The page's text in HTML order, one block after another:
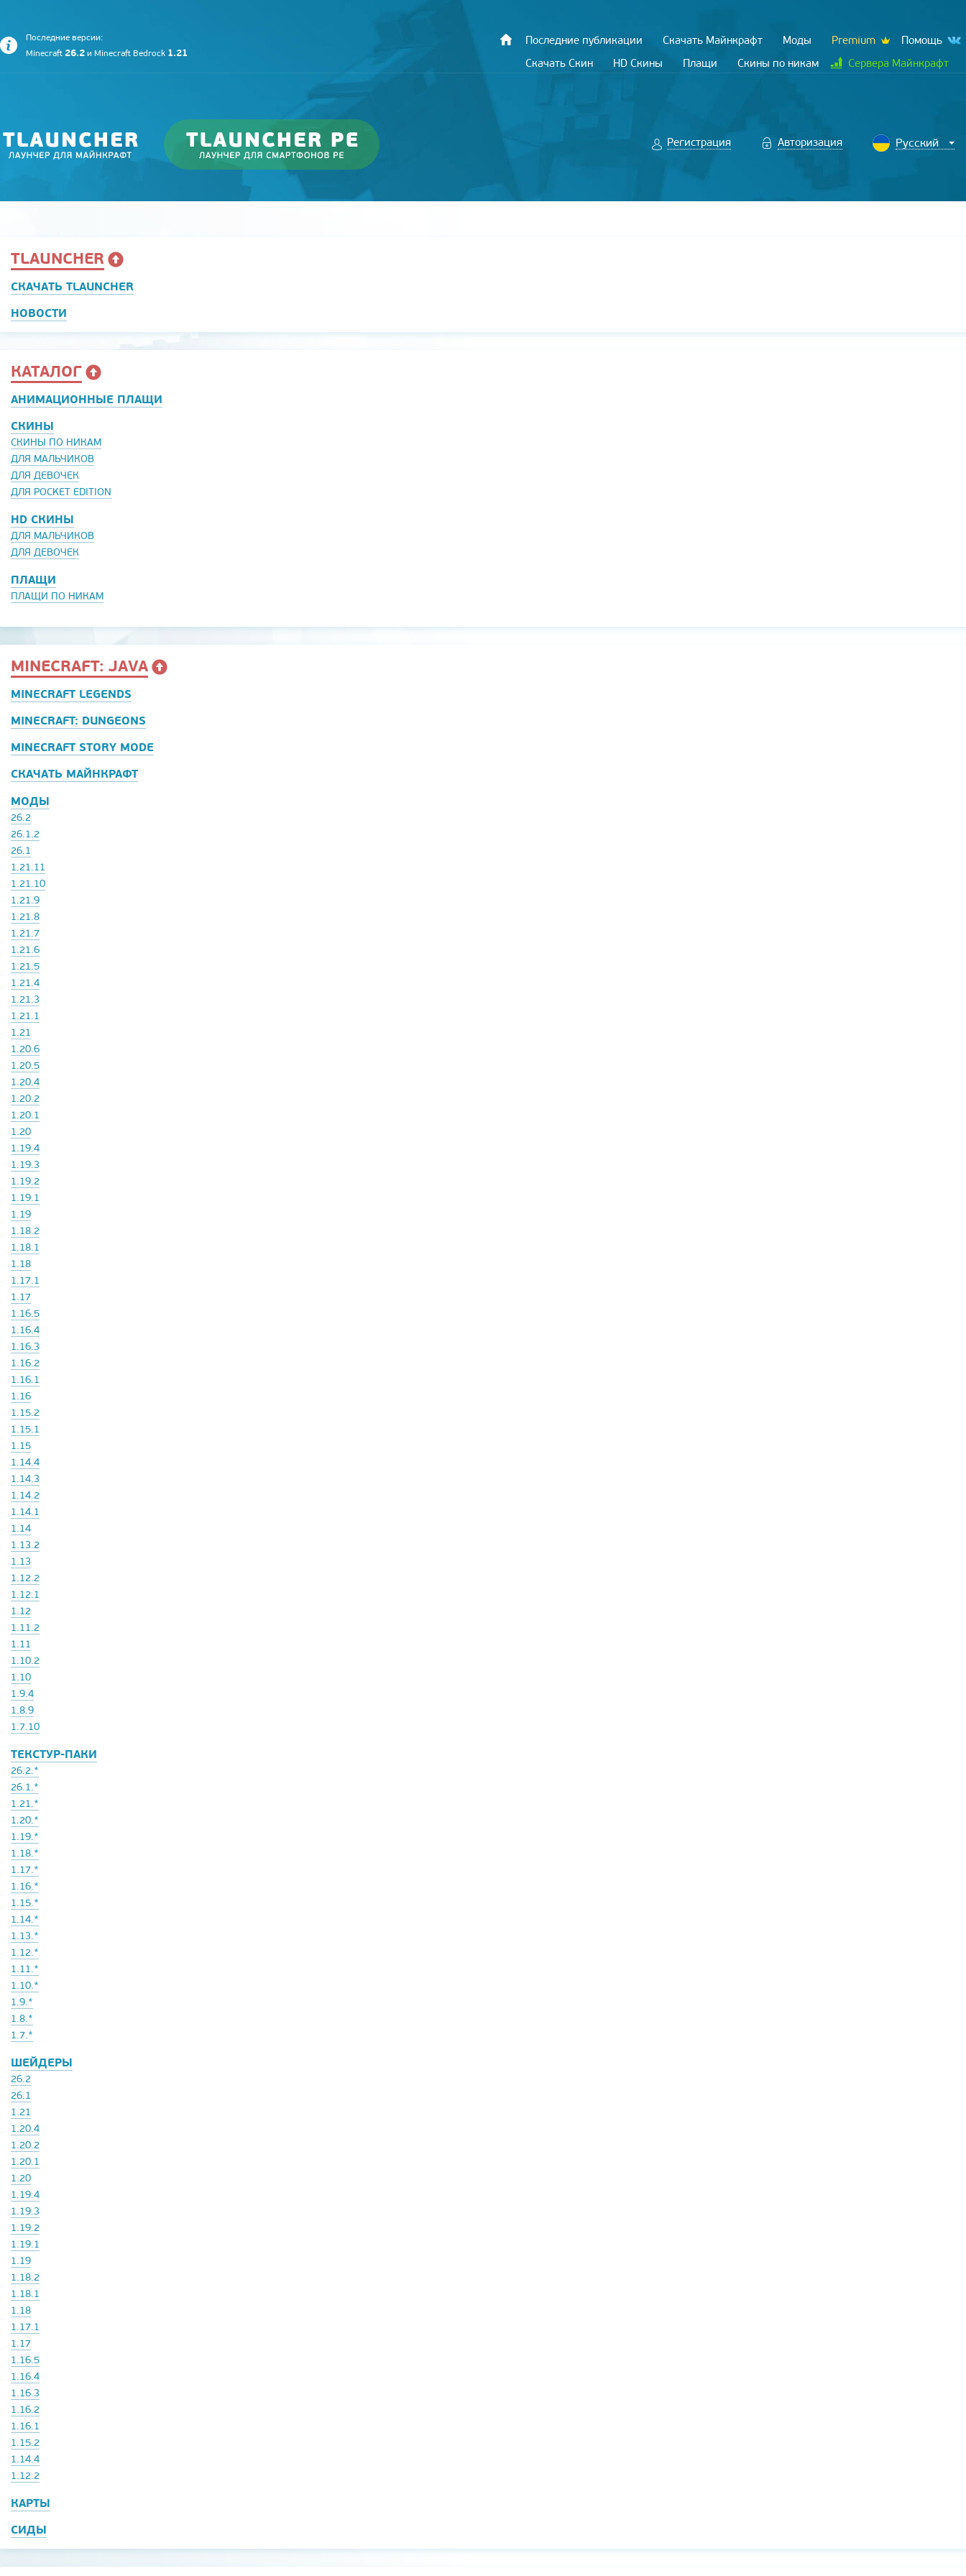
Последние версии:
Minecraft 26.2 и Minecraft Bedrock 1.21
Последние публикации Скачать Майнкрафт Моды Premium
Помощь
Скачать Скин
HD Скины Плащи Скины по никам Сервера Майнкрафт
Регистрация Авторизация
TLAUNCHER
СКАЧАТЬ TLAUNCHER
НОВОСТИ
КАТАЛОГ
АНИМАЦИОННЫЕ ПЛАЩИ
СКИНЫ
СКИНЫ ПО НИКАМ
ДЛЯ МАЛЬЧИКОВ
ДЛЯ ДЕВОЧЕК
ДЛЯ POCKET EDITION
HD СКИНЫ
ДЛЯ МАЛЬЧИКОВ
ДЛЯ ДЕВОЧЕК
ПЛАЩИ
ПЛАЩИ ПО НИКАМ
MINECRAFT: JAVA
MINECRAFT LEGENDS
MINECRAFT: DUNGEONS
MINECRAFT STORY MODE
СКАЧАТЬ МАЙНКРАФТ
МОДЫ
26.2
26.1.2
26.1
1.21.11
1.21.10
1.21.9
1.21.8
1.21.7
1.21.6
1.21.5
1.21.4
1.21.3
1.21.1
1.21
1.20.6
1.20.5
1.20.4
1.20.2
1.20.1
1.20
1.19.4
1.19.3
1.19.2
1.19.1
1.19
1.18.2
1.18.1
1.18
1.17.1
1.17
1.16.5
1.16.4
1.16.3
1.16.2
1.16.1
1.16
1.15.2
1.15.1
1.15
1.14.4
1.14.3
1.14.2
1.14.1
1.14
1.13.2
1.13
1.12.2
1.12.1
1.12
1.11.2
1.11
1.10.2
1.10
1.9.4
1.8.9
1.7.10
ТЕКСТУР-ПАКИ
26.2.*
26.1.*
1.21.*
1.20.*
1.19.*
1.18.*
1.17.*
1.16.*
1.15.*
1.14.*
1.13.*
1.12.*
1.11.*
1.10.*
1.9.*
1.8.*
1.7.*
ШЕЙДЕРЫ
26.2
26.1
1.21
1.20.4
1.20.2
1.20.1
1.20
1.19.4
1.19.3
1.19.2
1.19.1
1.19
1.18.2
1.18.1
1.18
1.17.1
1.17
1.16.5
1.16.4
1.16.3
1.16.2
1.16.1
1.15.2
1.14.4
1.12.2
КАРТЫ
СИДЫ